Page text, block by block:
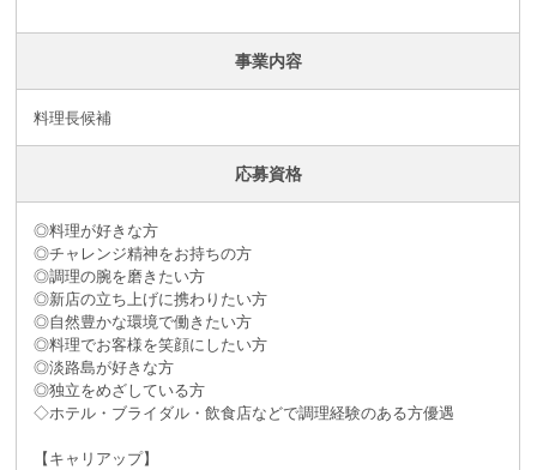
事業内容
料理長候補
応募資格
◎料理が好きな方
◎チャレンジ精神をお持ちの方
◎調理の腕を磨きたい方
◎新店の立ち上げに携わりたい方
◎自然豊かな環境で働きたい方
◎料理でお客様を笑顔にしたい方
◎淡路島が好きな方
◎独立をめざしている方
◇ホテル・ブライダル・飲食店などで調理経験のある方優遇
【キャリアップ】